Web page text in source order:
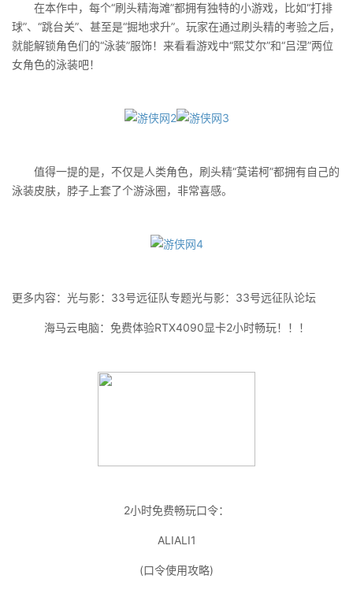
在本作中，每个“刷头精海滩”都拥有独特的小游戏，比如“打排
球”、“跳台关”、甚至是“掘地求升”。玩家在通过刷头精的考验之后，
就能解锁角色们的“泳装”服饰！来看看游戏中“熙艾尔”和“吕涅”两位
女角色的泳装吧！
值得一提的是，不仅是人类角色，刷头精“莫诺柯”都拥有自己的
泳装皮肤，脖子上套了个游泳圈，非常喜感。
更多内容：光与影：33号远征队专题光与影：33号远征队论坛
海马云电脑：免费体验RTX4090显卡2小时畅玩！！！
2小时免费畅玩口令：
ALIALI1
(口令使用攻略)